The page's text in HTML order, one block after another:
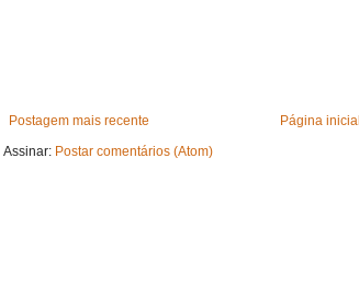
Postagem mais recente
Página inicial
Assinar: Postar comentários (Atom)